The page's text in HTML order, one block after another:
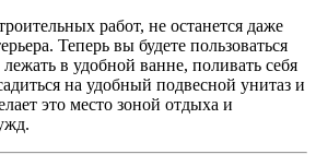
работ, не останется даже
Теперь вы будете пользоваться
в удобной ванне, поливать себя
на удобный подвесной унитаз и
это место зоной отдыха и